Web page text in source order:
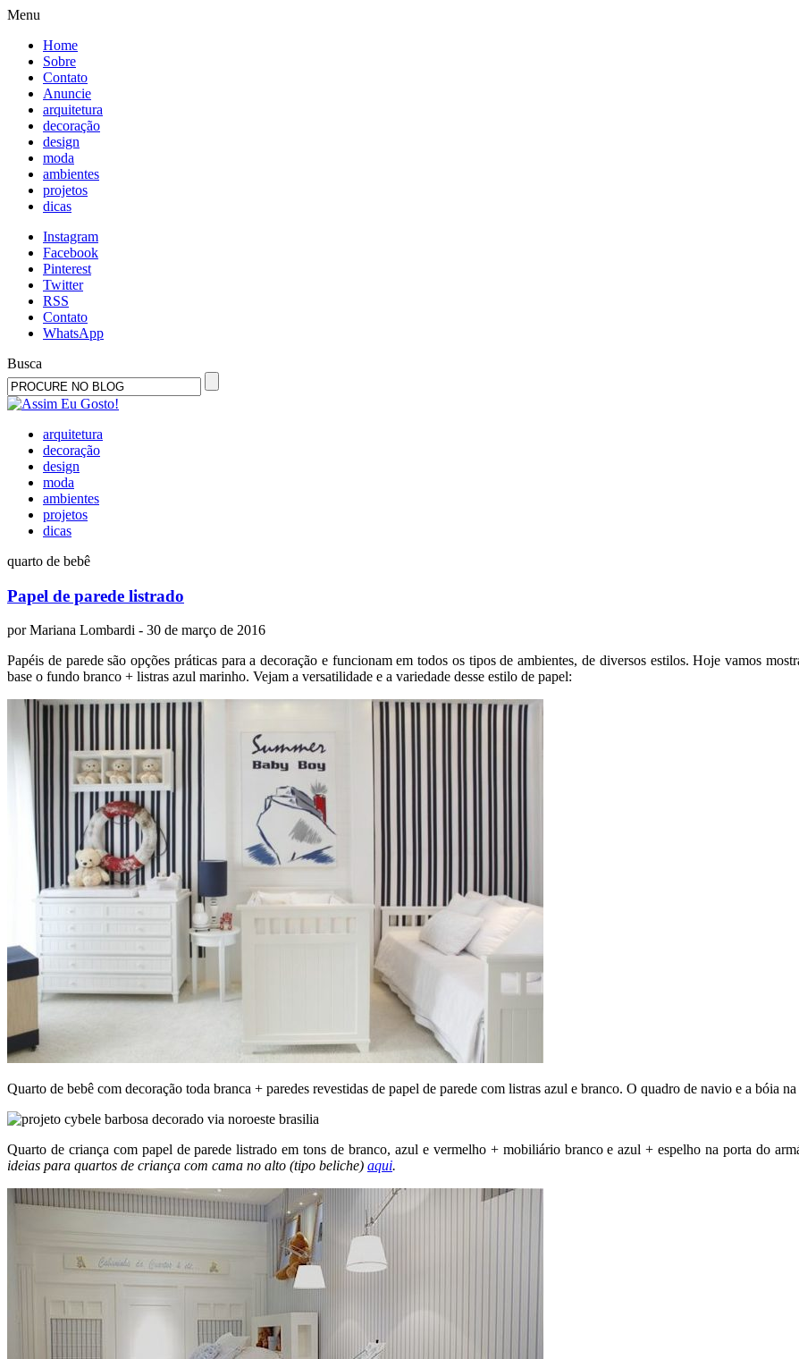
Menu
Home
Sobre
Contato
Anuncie
arquitetura
decoração
design
moda
ambientes
projetos
dicas
Instagram
Facebook
Pinterest
Twitter
RSS
Contato
WhatsApp
Busca
arquitetura
decoração
design
moda
ambientes
projetos
dicas
quarto de bebê
Papel de parede listrado
porMariana Lombardi - 30 de março de 2016
Papéis de parede são opções práticas para a decoração e funcionam em todos os tipos de ambientes, de diversos estilos. Hoje vamos
base o fundo branco + listras azul marinho. Vejam a versatilidade e a variedade desse estilo de papel:
Quarto de bebê com decoração toda branca + paredes revestidas de papel de parede com listras azul e branco. O quadro de navio e a bóia
Quarto de criança com papel de parede listrado em tons de branco, azul e vermelho + mobiliário branco e azul + espelho na porta do
ideias para quartos de criança com cama no alto (tipo beliche) aqui.